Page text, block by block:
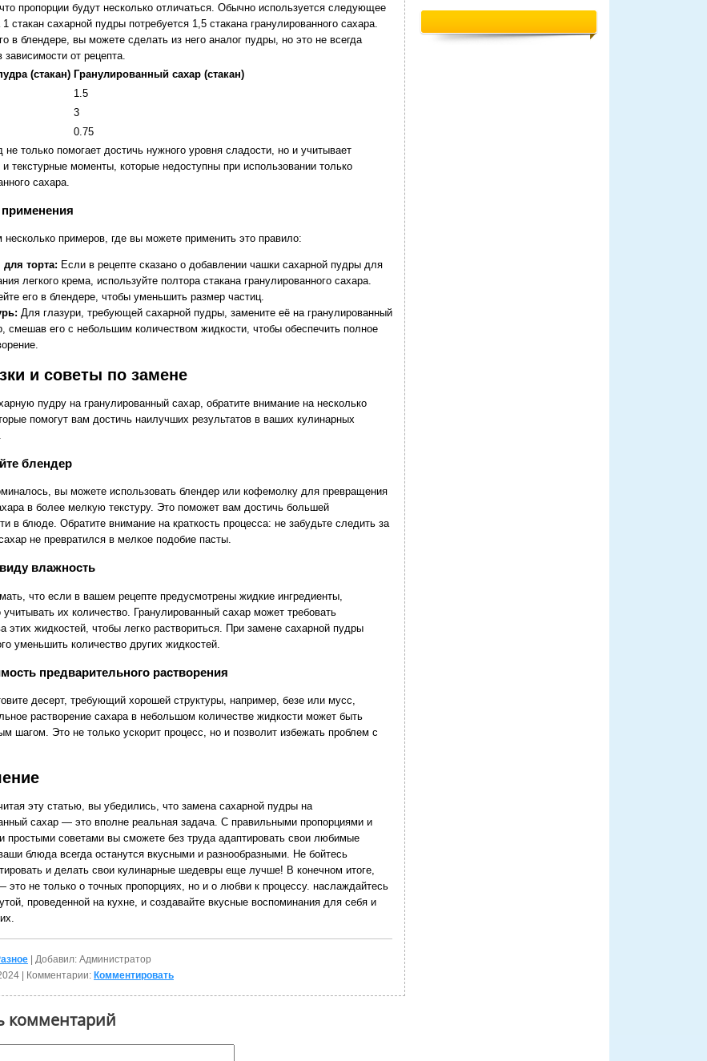
пропорции будут несколько отличаться. Обычно используется следующее
стакан сахарной пудры потребуется 1,5 стакана гранулированного сахара.
в блендере, вы можете сделать из него аналог пудры, но это не всегда
зависимости от рецепта.
(стакан) Гранулированный сахар (стакан)
1.5
3
0.75
не только помогает достичь нужного уровня сладости, но и учитывает
текстурные моменты, которые недоступны при использовании только
сахара.
несколько примеров, где вы можете применить это правило:
для торта: Если в рецепте сказано о добавлении чашки сахарной пудры для
легкого крема, используйте полтора стакана гранулированного сахара.
его в блендере, чтобы уменьшить размер частиц.
Для глазури, требующей сахарной пудры, замените её на гранулированный
смешав его с небольшим количеством жидкости, чтобы обеспечить полное
и советы по замене
пудру на гранулированный сахар, обратите внимание на несколько
помогут вам достичь наилучших результатов в ваших кулинарных
блендер
вы можете использовать блендер или кофемолку для превращения
в более мелкую текстуру. Это поможет вам достичь большей
в блюде. Обратите внимание на краткость процесса: не забудьте следить за
не превратился в мелкое подобие пасты.
влажность
что если в вашем рецепте предусмотрены жидкие ингредиенты,
их количество. Гранулированный сахар может требовать
этих жидкостей, чтобы легко раствориться. При замене сахарной пудры
уменьшить количество других жидкостей.
предварительного растворения
десерт, требующий хорошей структуры, например, безе или мусс,
растворение сахара в небольшом количестве жидкости может быть
шагом. Это не только ускорит процесс, но и позволит избежать проблем с
эту статью, вы убедились, что замена сахарной пудры на
сахар — это вполне реальная задача. С правильными пропорциями и
простыми советами вы сможете без труда адаптировать свои любимые
блюда всегда останутся вкусными и разнообразными. Не бойтесь
и делать свои кулинарные шедевры еще лучше! В конечном итоге,
это не только о точных пропорциях, но и о любви к процессу. наслаждайтесь
проведенной на кухне, и создавайте вкусные воспоминания для себя и
| Добавил: Администратор
| Комментарии: Комментировать
комментарий